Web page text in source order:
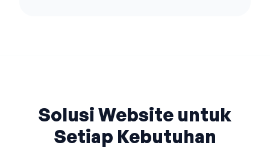
Solusi Website untuk
Setiap Kebutuhan